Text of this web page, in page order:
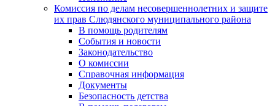
Комиссия по делам несовершеннолетних и защите
их прав Слюдянского муниципального района
В помощь родителям
События и новости
Законодательство
О комиссии
Справочная информация
Документы
Безопасность детства